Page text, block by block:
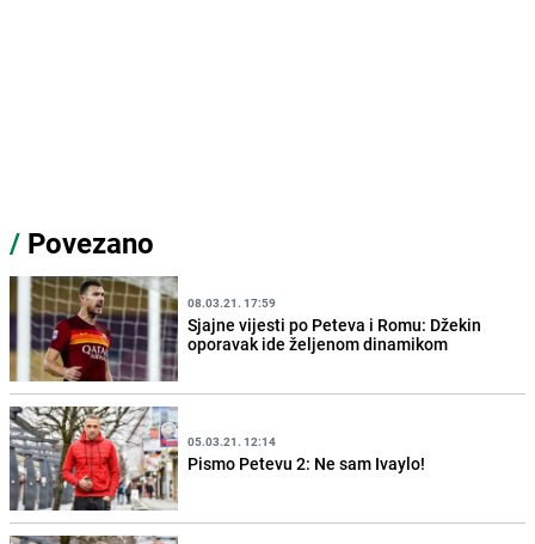
/ Povezano
08.03.21. 17:59
Sjajne vijesti po Peteva i Romu: Džekin
oporavak ide željenom dinamikom
05.03.21. 12:14
Pismo Petevu 2: Ne sam Ivaylo!